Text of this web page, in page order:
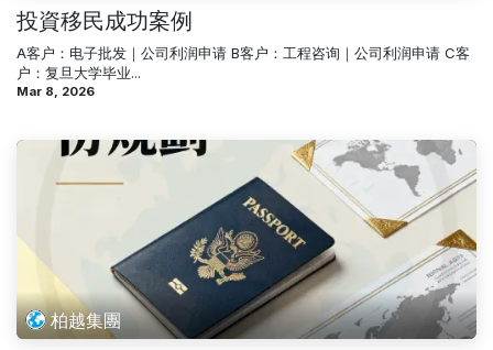
投資移民成功案例
A客户：电子批发｜公司利润申请 B客户：工程咨询｜公司利润申请 C客
户：复旦大学毕业...
Mar 8, 2026
柏越集團